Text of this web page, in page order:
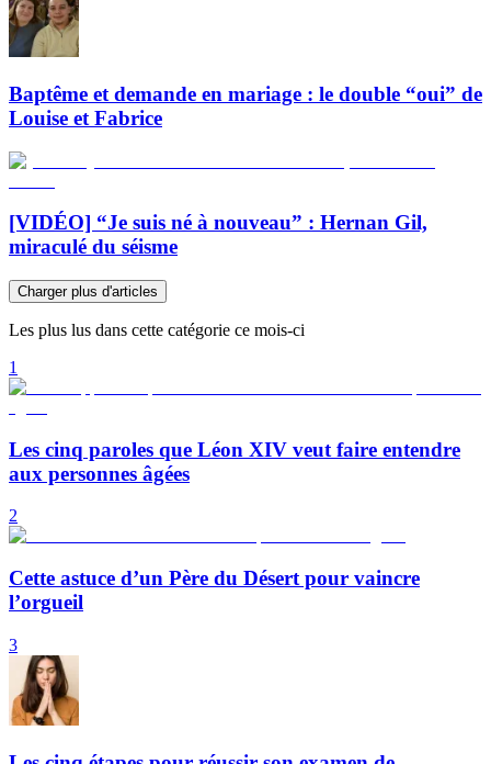
Baptême et demande en mariage : le double “oui” de
Louise et Fabrice
[VIDÉO] “Je suis né à nouveau” : Hernan Gil,
miraculé du séisme
Charger plus d'articles
Les plus lus dans cette catégorie ce mois-ci
1
Les cinq paroles que Léon XIV veut faire entendre
aux personnes âgées
2
Cette astuce d’un Père du Désert pour vaincre
l’orgueil
3